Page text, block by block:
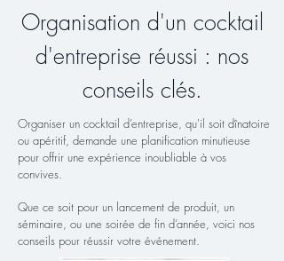
Organisation d'un cocktail
d'entreprise réussi : nos
conseils clés.
Organiser un cocktail d’entreprise, qu'il soit dînatoire
ou apéritif, demande une planification minutieuse
pour offrir une expérience inoubliable à vos
convives.
Que ce soit pour un lancement de produit, un
séminaire, ou une soirée de fin d’année, voici nos
conseils pour réussir votre événement.